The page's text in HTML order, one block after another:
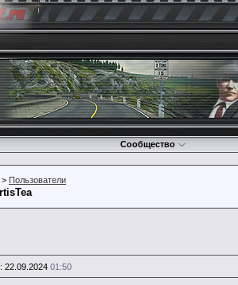
Сообщество
> Пользователи
22.09.2024 01:50